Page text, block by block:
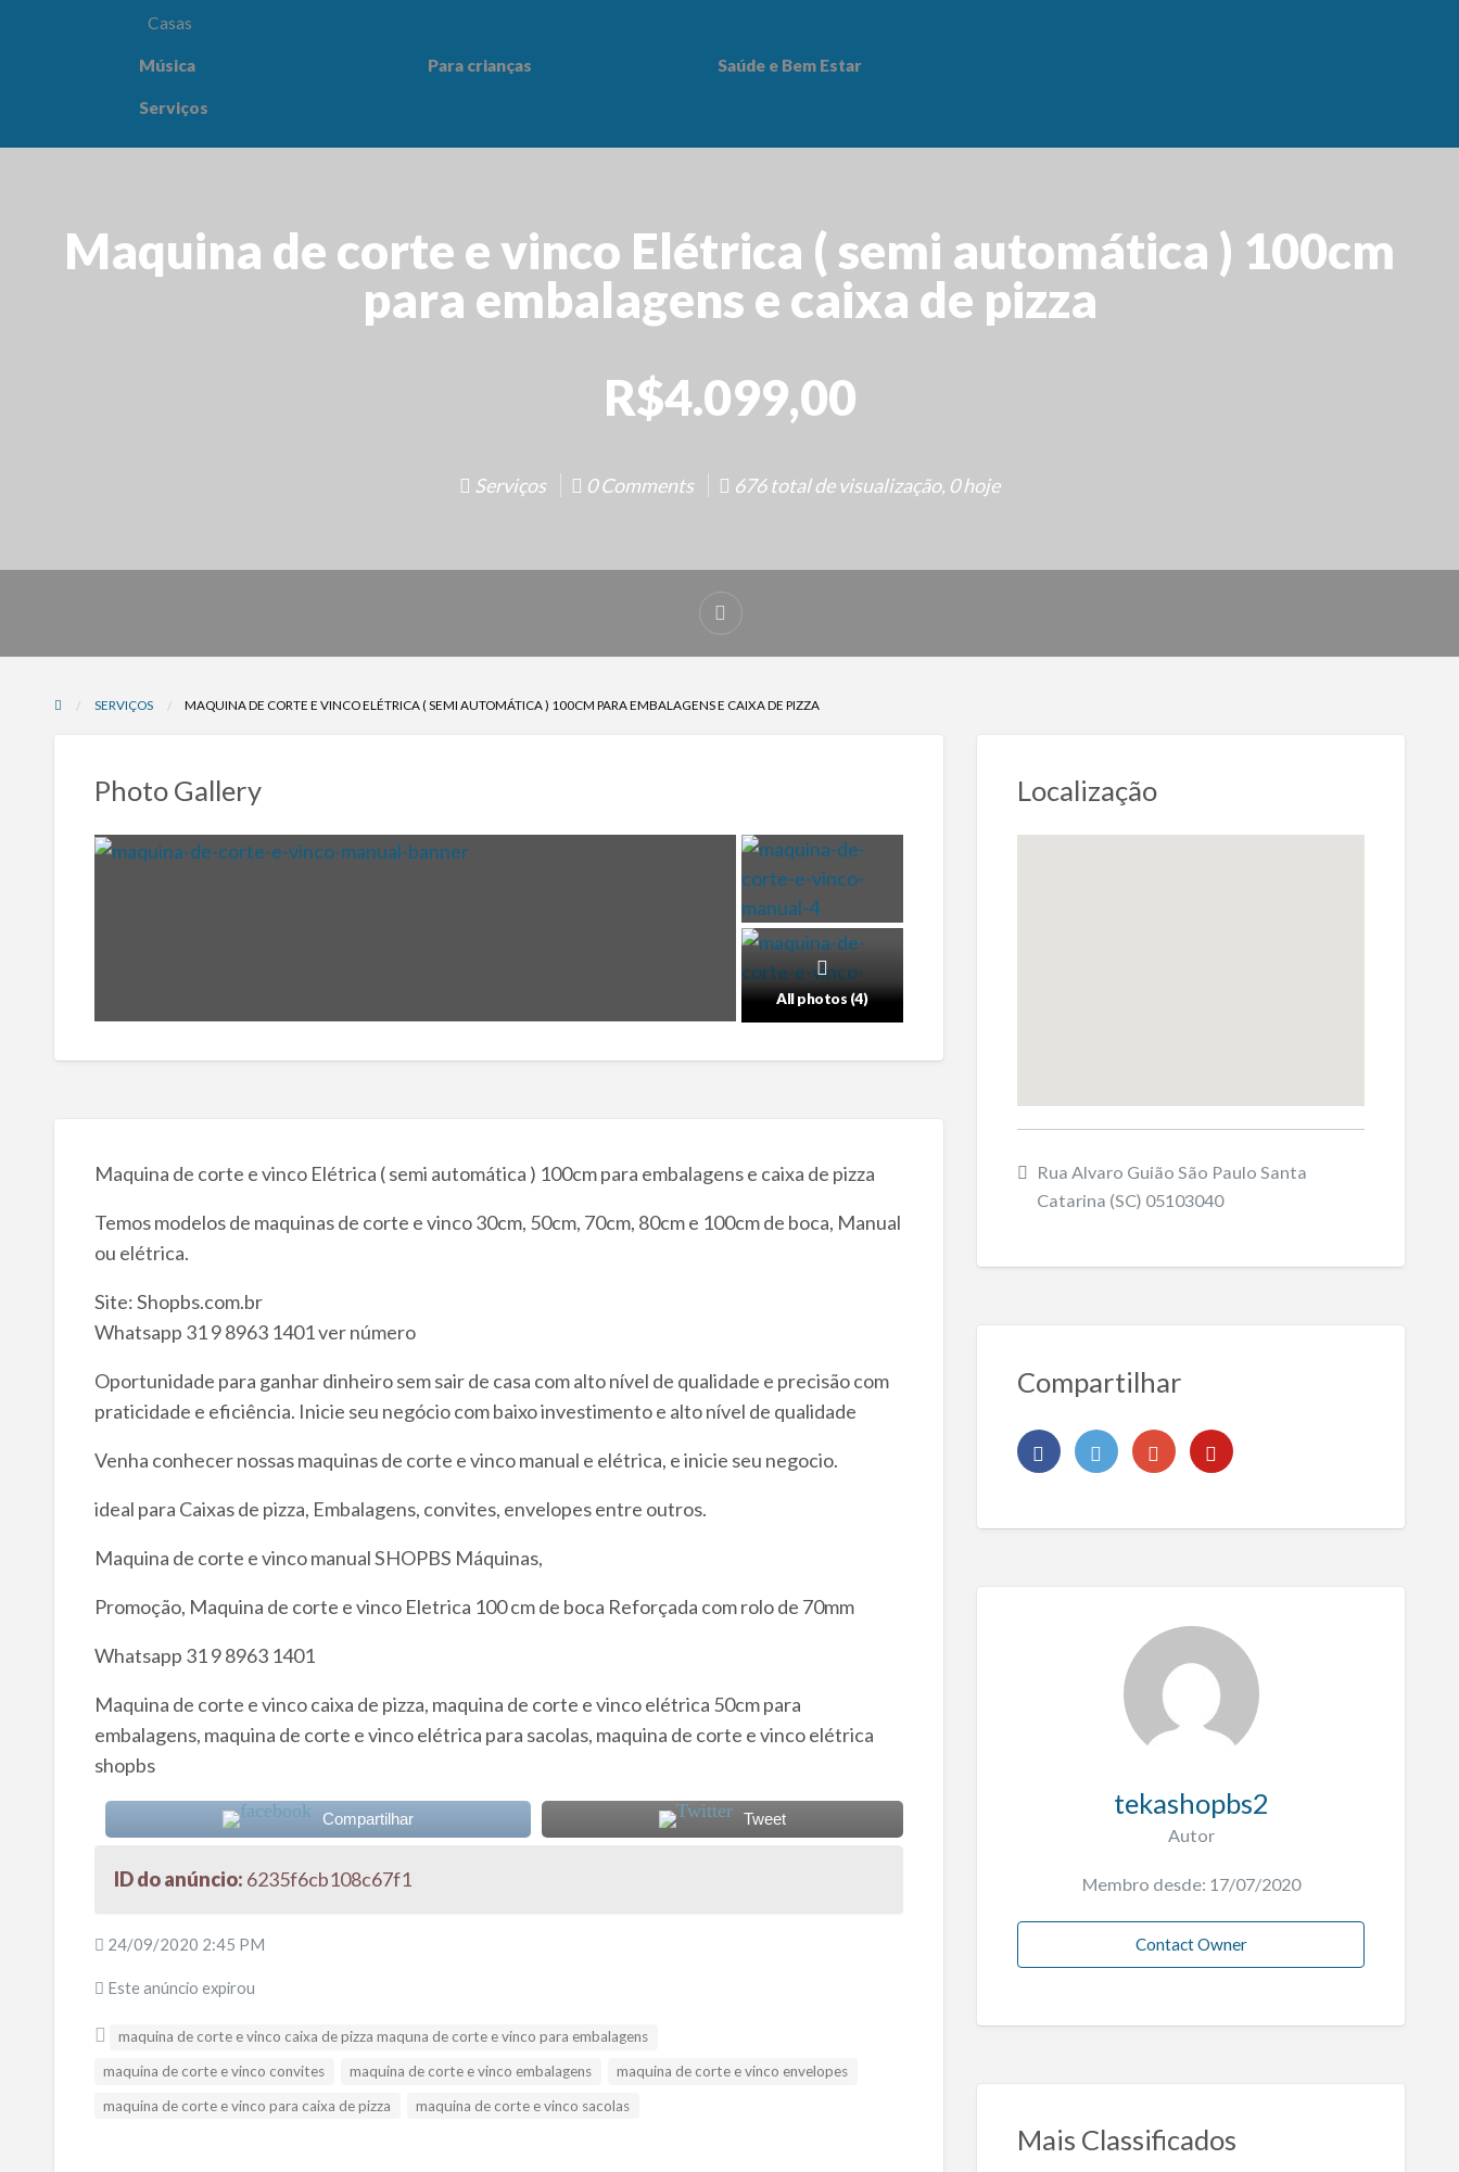
Casas
Música Para crianças Saúde e Bem Estar
Serviços
Maquina de corte e vinco Elétrica ( semi automática ) 100cm
para embalagens e caixa de pizza
R$4.099,00
Serviços 0 Comments 676 total de visualização, 0 hoje
SERVIÇOS MAQUINA DE CORTE E VINCO ELÉTRICA ( SEMI AUTOMÁTICA ) 100CM PARA EMBALAGENS E CAIXA DE PIZZA
Photo Gallery
All photos (4)
Maquina de corte e vinco Elétrica ( semi automática ) 100cm para embalagens e caixa de pizza
Temos modelos de maquinas de corte e vinco 30cm, 50cm, 70cm, 80cm e 100cm de boca, Manual
ou elétrica.
Site: Shopbs.com.br
Whatsapp 31 9 8963 1401 ver número
Oportunidade para ganhar dinheiro sem sair de casa com alto nível de qualidade e precisão com
praticidade e eficiência. Inicie seu negócio com baixo investimento e alto nível de qualidade
Venha conhecer nossas maquinas de corte e vinco manual e elétrica, e inicie seu negocio.
ideal para Caixas de pizza, Embalagens, convites, envelopes entre outros.
Maquina de corte e vinco manual SHOPBS Máquinas,
Promoção, Maquina de corte e vinco Eletrica 100 cm de boca Reforçada com rolo de 70mm
Whatsapp 31 9 8963 1401
Maquina de corte e vinco caixa de pizza, maquina de corte e vinco elétrica 50cm para
embalagens, maquina de corte e vinco elétrica para sacolas, maquina de corte e vinco elétrica
shopbs
Compartilhar Tweet
ID do anúncio: 6235f6cb108c67f1
24/09/2020 2:45 PM
Este anúncio expirou
maquina de corte e vinco caixa de pizza maquna de corte e vinco para embalagens
maquina de corte e vinco convites
maquina de corte e vinco embalagens
maquina de corte e vinco envelopes
maquina de corte e vinco para caixa de pizza
maquina de corte e vinco sacolas
Localização
Rua Alvaro Guião São Paulo Santa
Catarina (SC) 05103040
Compartilhar
tekashopbs2
Autor
Membro desde: 17/07/2020
Contact Owner
Mais Classificados